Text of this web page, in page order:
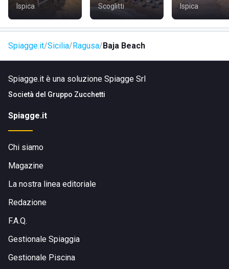
Ispica Scoglitti Ispica
Spiagge.it Sicilia Ragusa Baja Beach
Spiagge.it è una soluzione Spiagge Srl
Società del Gruppo Zucchetti
Spiagge.it
Chi siamo
Magazine
La nostra linea editoriale
Redazione
F.A.Q.
Gestionale Spiaggia
Gestionale Piscina